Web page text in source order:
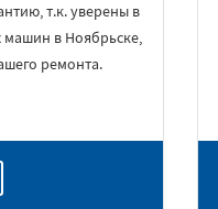
т.к. уверены в
машин в Ноябрьске,
ремонта.